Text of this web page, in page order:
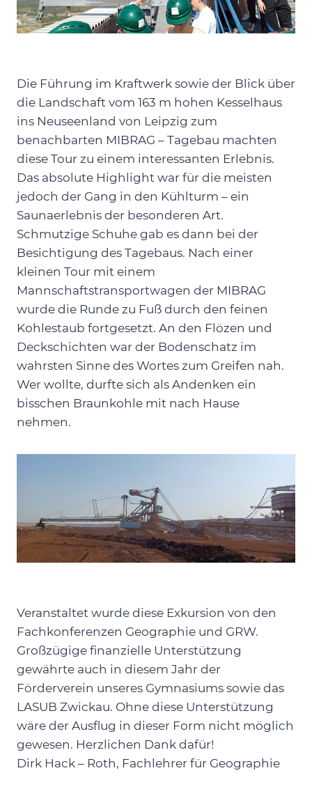
Die Führung im Kraftwerk sowie der Blick über
die Landschaft vom 163 m hohen Kesselhaus
ins Neuseenland von Leipzig zum
benachbarten MIBRAG – Tagebau machten
diese Tour zu einem interessanten Erlebnis.
Das absolute Highlight war für die meisten
jedoch der Gang in den Kühlturm – ein
Saunaerlebnis der besonderen Art.
Schmutzige Schuhe gab es dann bei der
Besichtigung des Tagebaus. Nach einer
kleinen Tour mit einem
Mannschaftstransportwagen der MIBRAG
wurde die Runde zu Fuß durch den feinen
Kohlestaub fortgesetzt. An den Flözen und
Deckschichten war der Bodenschatz im
wahrsten Sinne des Wortes zum Greifen nah.
Wer wollte, durfte sich als Andenken ein
bisschen Braunkohle mit nach Hause
nehmen.
Veranstaltet wurde diese Exkursion von den
Fachkonferenzen Geographie und GRW.
Großzügige finanzielle Unterstützung
gewährte auch in diesem Jahr der
Förderverein unseres Gymnasiums sowie das
LASUB Zwickau. Ohne diese Unterstützung
wäre der Ausflug in dieser Form nicht möglich
gewesen. Herzlichen Dank dafür!
Dirk Hack – Roth, Fachlehrer für Geographie